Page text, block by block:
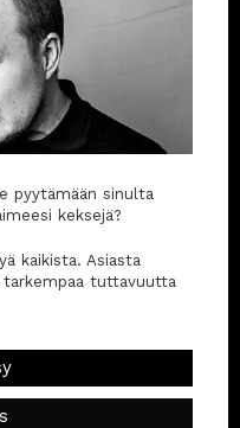
pyytämään sinulta
keksejä?
kaikista. Asiasta
tuttavuutta